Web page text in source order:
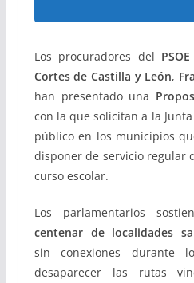
Los procuradores del
Cortes de Castilla y León,
han presentado una
con la que solicitan a la
público en los municipios
disponer de servicio regular
curso escolar.
Los parlamentarios
centenar de localidades
sin conexiones durante
desaparecer las rutas